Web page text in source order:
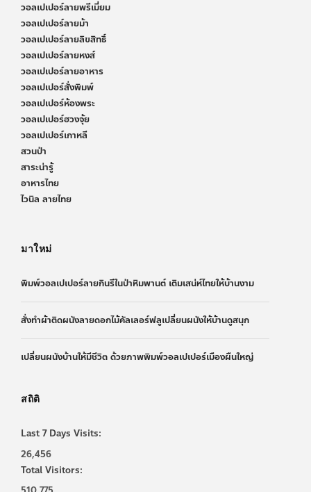
วอลเปเปอร์ลายพรีเมี่ยม
วอลเปเปอร์ลายม้า
วอลเปเปอร์ลายลิขสิทธิ์
วอลเปเปอร์ลายหงส์
วอลเปเปอร์ลายอาหาร
วอลเปเปอร์สั่งพิมพ์
วอลเปเปอร์ห้องพระ
วอลเปเปอร์ฮวงจุ้ย
วอลเปเปอร์เกาหลี
สวนป่า
สาระน่ารู้
อาหารไทย
ไวนิล ลายไทย
มาใหม่
พิมพ์วอลเปเปอร์ลายกินรีในป่าหิมพานต์ เติมเสน่ห์ไทยให้บ้านงาม
สั่งทำผ้าติดผนังลายดอกไม้คัลเลอร์ฟลูเปลี่ยนผนังให้บ้านดูสนุก
เปลี่ยนผนังบ้านให้มีชีวิต ด้วยภาพพิมพ์วอลเปเปอร์เมืองผืนใหญ่
สถิติ
Last 7 Days Visits:
26,456
Total Visitors: